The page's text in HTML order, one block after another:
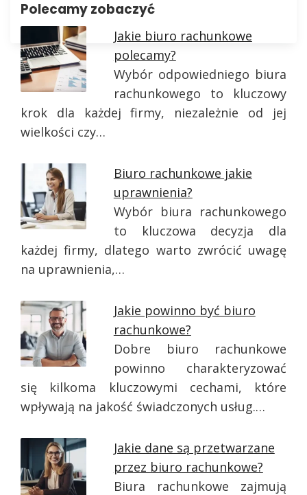
Polecamy zobaczyć
Jakie biuro rachunkowe
polecamy?
Wybór odpowiedniego biura
rachunkowego to kluczowy
krok dla każdej firmy, niezależnie od jej
wielkości czy…
Biuro rachunkowe jakie
uprawnienia?
Wybór biura rachunkowego
to kluczowa decyzja dla
każdej firmy, dlatego warto zwrócić uwagę
na uprawnienia,…
Jakie powinno być biuro
rachunkowe?
Dobre biuro rachunkowe
powinno charakteryzować
się kilkoma kluczowymi cechami, które
wpływają na jakość świadczonych usług.…
Jakie dane są przetwarzane
przez biuro rachunkowe?
Biura rachunkowe zajmują